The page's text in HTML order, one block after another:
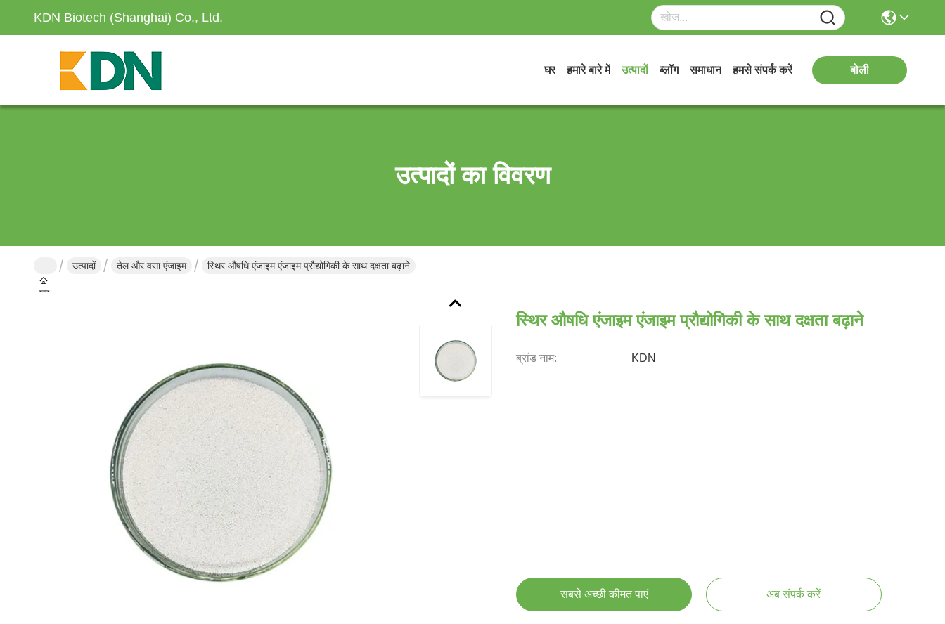
KDN Biotech (Shanghai) Co., Ltd.
घर हमारे बारे में उत्पादों ब्लॉग समाधान हमसे संपर्क करें बोली
उत्पादों का विवरण
घर
उत्पादों तेल और वसा एंजाइम स्थिर औषधि एंजाइम एंजाइम प्रौद्योगिकी के साथ दक्षता बढ़ाने
स्थिर औषधि एंजाइम एंजाइम प्रौद्योगिकी के साथ दक्षता बढ़ाने
ब्रांड नाम: KDN
सबसे अच्छी कीमत पाएं अब संपर्क करें